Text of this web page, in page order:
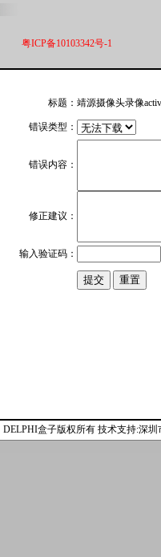
粤ICP备10103342号-1
标题： 靖源摄像头录像
错误类型：
错误内容：
修正建议：
输入验证码：
DELPHI盒子版权所有 技术支持:深